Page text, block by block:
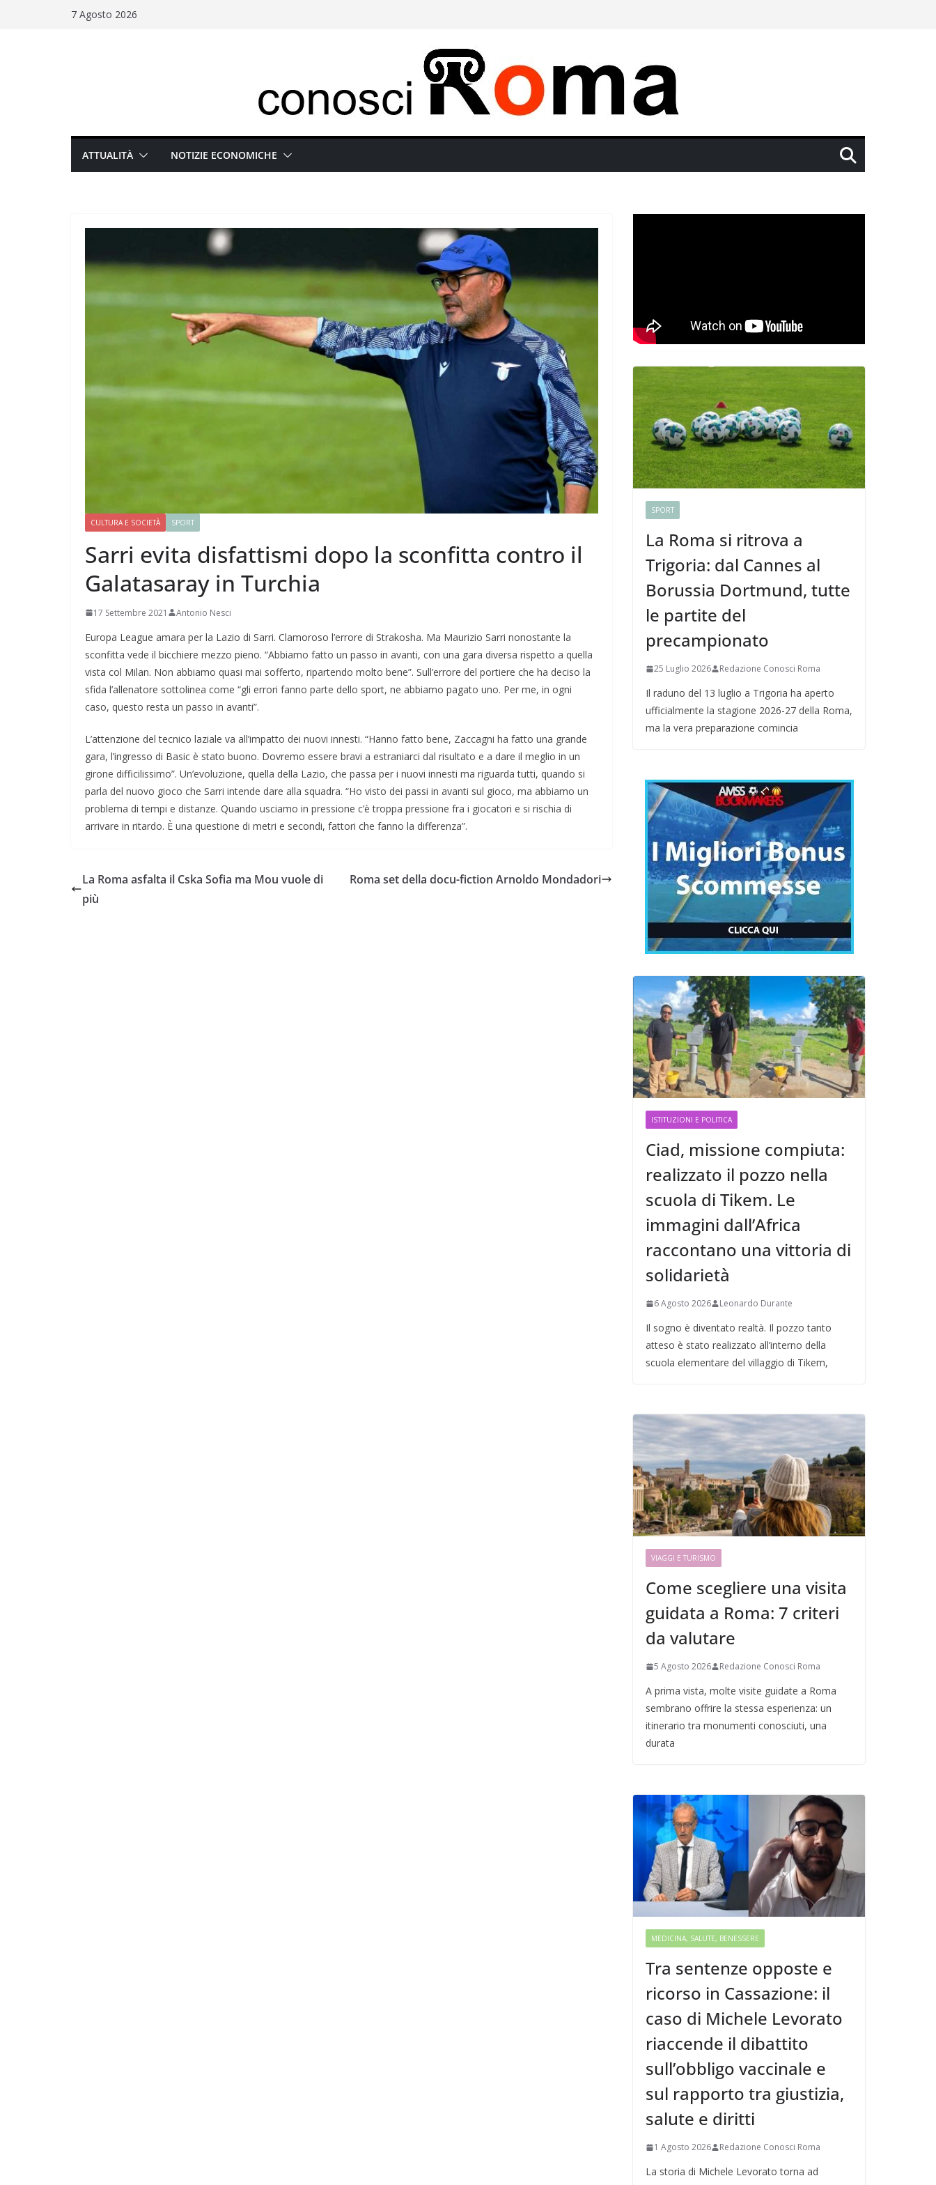
7 Agosto 2026
ATTUALITÀ NOTIZIE ECONOMICHE
CULTURA E SOCIETÀ SPORT
Sarri evita disfattismi dopo la sconfitta contro il
Galatasaray in Turchia
17 Settembre 2021 Antonio Nesci
Europa League amara per la Lazio di Sarri. Clamoroso l’errore di Strakosha. Ma Maurizio Sarri nonostante la
sconfitta vede il bicchiere mezzo pieno. “Abbiamo fatto un passo in avanti, con una gara diversa rispetto a quella
vista col Milan. Non abbiamo quasi mai sofferto, ripartendo molto bene”. Sull’errore del portiere che ha deciso la
sfida l’allenatore sottolinea come “gli errori fanno parte dello sport, ne abbiamo pagato uno. Per me, in ogni
caso, questo resta un passo in avanti”.
L’attenzione del tecnico laziale va all’impatto dei nuovi innesti. “Hanno fatto bene, Zaccagni ha fatto una grande
gara, l’ingresso di Basic è stato buono. Dovremo essere bravi a estraniarci dal risultato e a dare il meglio in un
girone difficilissimo”. Un’evoluzione, quella della Lazio, che passa per i nuovi innesti ma riguarda tutti, quando si
parla del nuovo gioco che Sarri intende dare alla squadra. “Ho visto dei passi in avanti sul gioco, ma abbiamo un
problema di tempi e distanze. Quando usciamo in pressione c’è troppa pressione fra i giocatori e si rischia di
arrivare in ritardo. È una questione di metri e secondi, fattori che fanno la differenza”.
La Roma asfalta il Cska Sofia ma Mou vuole di
più
Roma set della docu-fiction Arnoldo Mondadori
SPORT
La Roma si ritrova a
Trigoria: dal Cannes al
Borussia Dortmund, tutte
le partite del
precampionato
25 Luglio 2026 Redazione Conosci Roma
Il raduno del 13 luglio a Trigoria ha aperto
ufficialmente la stagione 2026-27 della Roma,
ma la vera preparazione comincia
ISTITUZIONI E POLITICA
Ciad, missione compiuta:
realizzato il pozzo nella
scuola di Tikem. Le
immagini dall’Africa
raccontano una vittoria di
solidarietà
6 Agosto 2026 Leonardo Durante
Il sogno è diventato realtà. Il pozzo tanto
atteso è stato realizzato all’interno della
scuola elementare del villaggio di Tikem,
VIAGGI E TURISMO
Come scegliere una visita
guidata a Roma: 7 criteri
da valutare
5 Agosto 2026 Redazione Conosci Roma
A prima vista, molte visite guidate a Roma
sembrano offrire la stessa esperienza: un
itinerario tra monumenti conosciuti, una
durata
MEDICINA, SALUTE, BENESSERE
Tra sentenze opposte e
ricorso in Cassazione: il
caso di Michele Levorato
riaccende il dibattito
sull’obbligo vaccinale e
sul rapporto tra giustizia,
salute e diritti
1 Agosto 2026 Redazione Conosci Roma
La storia di Michele Levorato torna ad